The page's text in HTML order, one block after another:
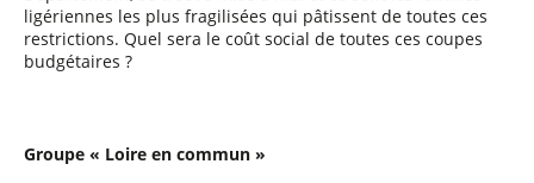
ligériennes les plus fragilisées qui pâtissent de toutes ces
restrictions. Quel sera le coût social de toutes ces coupes
budgétaires ?
Groupe « Loire en commun »